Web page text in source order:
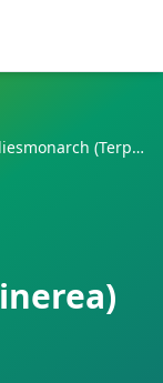
Braungrauer Paradiesmonarch (Terpsiphone rufocinerea)